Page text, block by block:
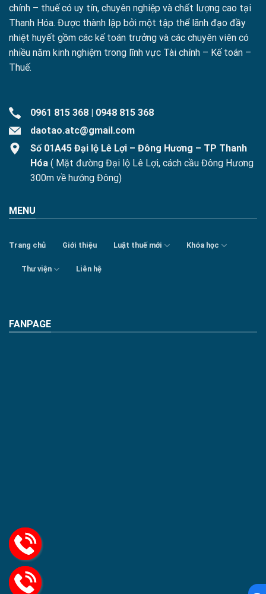
chính – thuế có uy tín, chuyên nghiệp và chất lượng cao tại
Thanh Hóa. Được thành lập bởi một tập thể lãnh đạo đầy
nhiệt huyết gồm các kế toán trưởng và các chuyên viên có
nhiều năm kinh nghiệm trong lĩnh vực Tài chính – Kế toán –
Thuế.
0961 815 368 | 0948 815 368
daotao.atc@gmail.com
Số 01A45 Đại lộ Lê Lợi – Đông Hương – TP Thanh
Hóa ( Mặt đường Đại lộ Lê Lợi, cách cầu Đông Hương
300m về hướng Đông)
MENU
Trang chủ Giới thiệu Luật thuế mới Khóa học
Thư viện Liên hệ
FANPAGE